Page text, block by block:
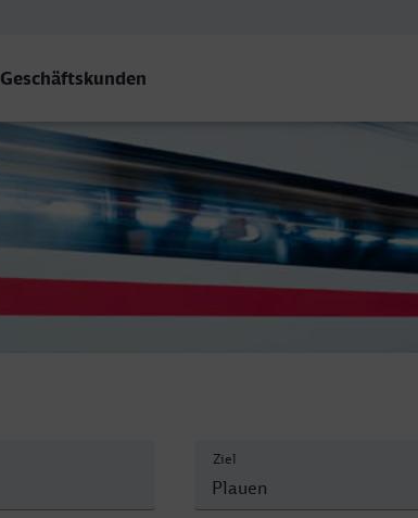
Geschäftskunden
Ziel